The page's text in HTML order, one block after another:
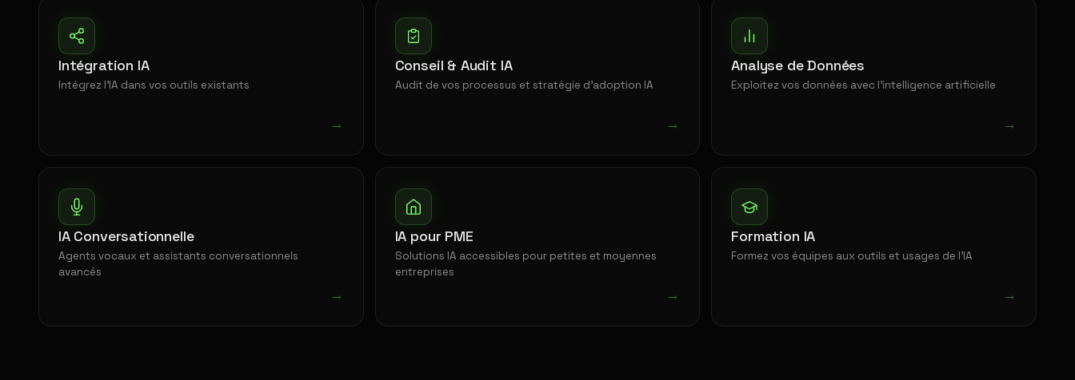
Intégration IA
Intégrez l'IA dans vos outils existants
→
Conseil & Audit IA
Audit de vos processus et stratégie d'adoption IA
→
Analyse de Données
Exploitez vos données avec l'intelligence artificielle
→
IA Conversationnelle
Agents vocaux et assistants conversationnels
avancés
→
IA pour PME
Solutions IA accessibles pour petites et moyennes
entreprises
→
Formation IA
Formez vos équipes aux outils et usages de l'IA
→